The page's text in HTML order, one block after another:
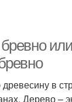
в
Дерево –